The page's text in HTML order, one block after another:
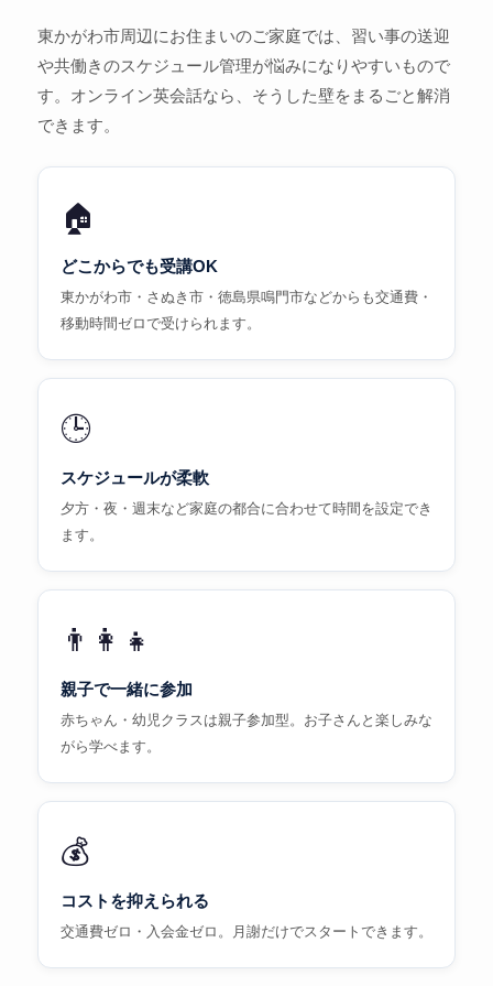
東かがわ市周辺にお住まいのご家庭では、習い事の送迎
や共働きのスケジュール管理が悩みになりやすいもので
す。オンライン英会話なら、そうした壁をまるごと解消
できます。
🏠
どこからでも受講OK
東かがわ市・さぬき市・徳島県鳴門市などからも交通費・
移動時間ゼロで受けられます。
🕒
スケジュールが柔軟
夕方・夜・週末など家庭の都合に合わせて時間を設定でき
ます。
👨‍👩‍👧
親子で一緒に参加
赤ちゃん・幼児クラスは親子参加型。お子さんと楽しみな
がら学べます。
💰
コストを抑えられる
交通費ゼロ・入会金ゼロ。月謝だけでスタートできます。